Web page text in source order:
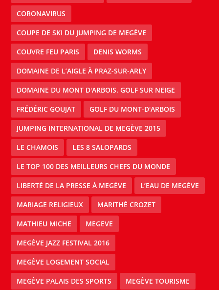
CORONAVIRUS
COUPE DE SKI DU JUMPING DE MEGÈVE
COUVRE FEU PARIS DENIS WORMS
DOMAINE DE L’AIGLE À PRAZ-SUR-ARLY
DOMAINE DU MONT D'ARBOIS. GOLF SUR NEIGE
FRÉDÉRIC GOUJAT GOLF DU MONT-D'ARBOIS
JUMPING INTERNATIONAL DE MEGÈVE 2015
LE CHAMOIS LES 8 SALOPARDS
LE TOP 100 DES MEILLEURS CHEFS DU MONDE
LIBERTÉ DE LA PRESSE À MEGÈVE L’EAU DE MEGÈVE
MARIAGE RELIGIEUX MARITHÉ CROZET
MATHIEU MICHE MEGEVE
MEGÈVE JAZZ FESTIVAL 2016
MEGÈVE LOGEMENT SOCIAL
MEGÈVE PALAIS DES SPORTS MEGÈVE TOURISME